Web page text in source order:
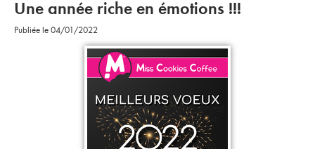
Une année riche en émotions !!!
Publiée le 04/01/2022